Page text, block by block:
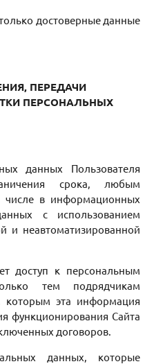
достоверные данные
ПЕРЕДАЧИ
ПЕРСОНАЛЬНЫХ
данных Пользователя
срока, любым
в информационных
с использованием
и неавтоматизированной
доступ к персональным
тем подрядчикам
эта информация
функционирования Сайта
договоров.
данных, которые